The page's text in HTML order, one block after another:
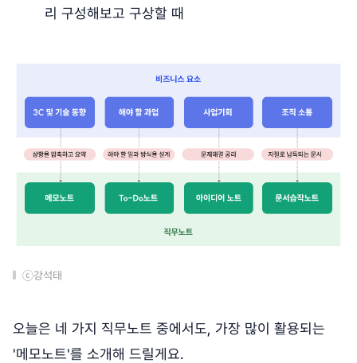
리 구성해보고 구상할 때
ⓒ강석태
오늘은 네 가지 직무노트 중에서도, 가장 많이 활용되는
'메모노트'를 소개해 드릴게요.